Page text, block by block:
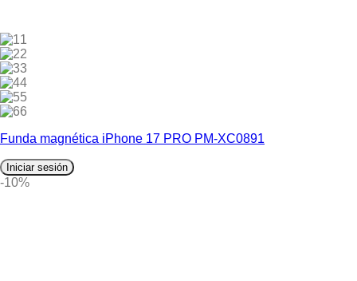
1
2
3
4
5
6
Funda magnética iPhone 17 PRO PM-XC0891
Iniciar sesión
-10%